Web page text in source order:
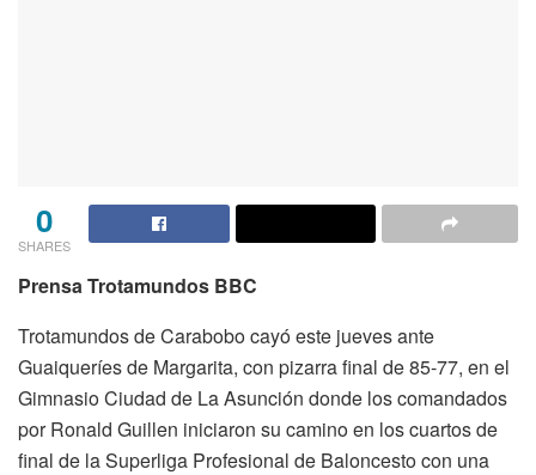
0
SHARES
Prensa Trotamundos BBC
Trotamundos de Carabobo cayó este jueves ante
Guaiqueríes de Margarita, con pizarra final de 85-77, en el
Gimnasio Ciudad de La Asunción donde los comandados
por Ronald Guillen iniciaron su camino en los cuartos de
final de la Superliga Profesional de Baloncesto con una